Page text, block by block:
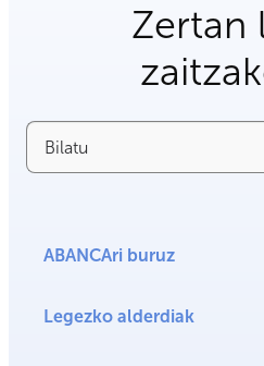
Zertan
Bilatu
ABANCAri buruz
Legezko alderdiak